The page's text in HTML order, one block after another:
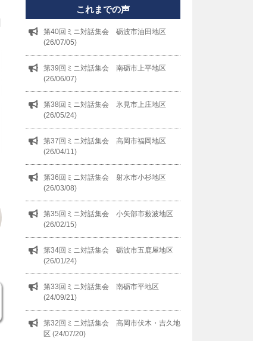
これまでの声
第40回ミニ対話集会 砺波市油田地区
(26/07/05)
第39回ミニ対話集会 南砺市上平地区
(26/06/07)
第38回ミニ対話集会 氷見市上庄地区
(26/05/24)
第37回ミニ対話集会 高岡市福岡地区
(26/04/11)
第36回ミニ対話集会 射水市小杉地区
(26/03/08)
第35回ミニ対話集会 小矢部市薮波地区
(26/02/15)
第34回ミニ対話集会 砺波市五鹿屋地区
(26/01/24)
第33回ミニ対話集会 南砺市平地区
(24/09/21)
第32回ミニ対話集会 高岡市伏木・吉久地
区 (24/07/20)